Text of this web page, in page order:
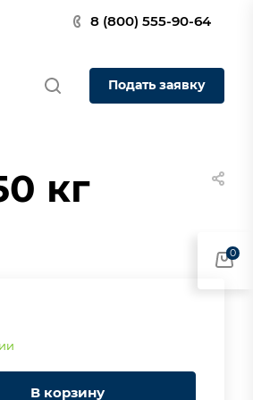
8 (800) 555-90-64
Подать заявку
кг
В корзину
0